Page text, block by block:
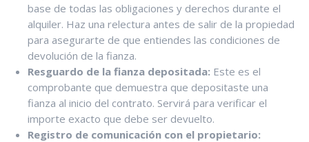
base de todas las obligaciones y derechos durante el
alquiler. Haz una relectura antes de salir de la propiedad
para asegurarte de que entiendes las condiciones de
devolución de la fianza.
Resguardo de la fianza depositada: Este es el
comprobante que demuestra que depositaste una
fianza al inicio del contrato. Servirá para verificar el
importe exacto que debe ser devuelto.
Registro de comunicación con el propietario: